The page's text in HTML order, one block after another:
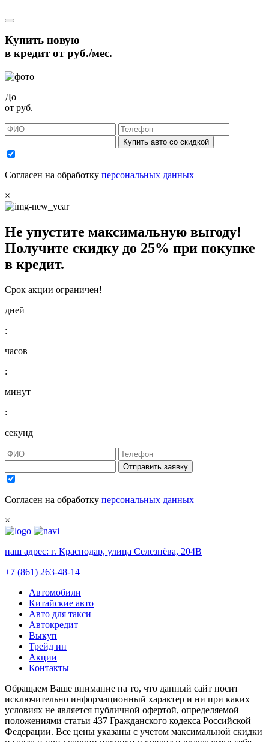
Купить новую
в кредит отруб./мес.
До
от руб.
Купить авто со скидкой
Согласен на обработку персональных данных
×
Не упустите максимальную выгоду!
Получите скидку до 25% при покупке
в кредит.
Срок акции ограничен!
дней
:
часов
:
минут
:
секунд
Отправить заявку
Согласен на обработку персональных данных
×
наш адрес: г. Краснодар, улица Селезнёва, 204В
+7 (861) 263-48-14
Автомобили
Китайские авто
Авто для такси
Автокредит
Выкуп
Трейд ин
Акции
Контакты
Обращаем Ваше внимание на то, что данный сайт носит
исключительно информационный характер и ни при каких
условиях не является публичной офертой, определяемой
положениями статьи 437 Гражданского кодекса Российской
Федерации. Все цены указаны с учетом максимальной скидки